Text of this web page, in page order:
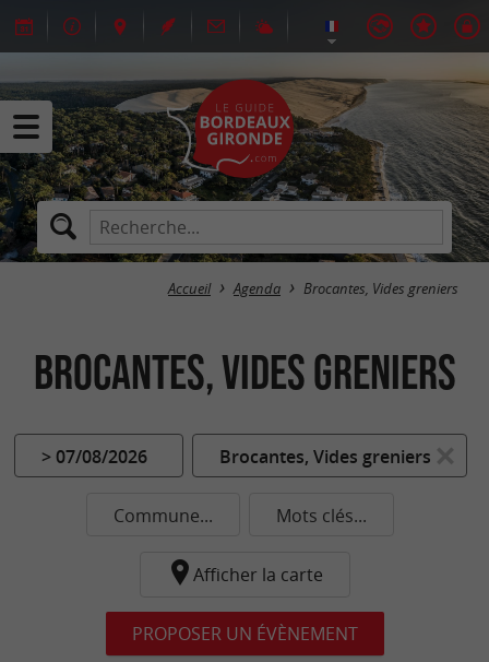
Accueil Agenda Brocantes, Vides greniers
Brocantes, Vides greniers
> 07/08/2026 Brocantes, Vides greniers
Commune... Mots clés...
Afficher la carte
PROPOSER UN ÉVÈNEMENT